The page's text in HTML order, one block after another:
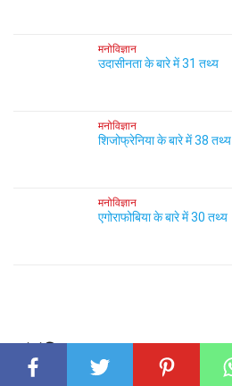
मनोविज्ञान
उदासीनता के बारे में 31 तथ्य
मनोविज्ञान
शिजोफ्रेनिया के बारे में 38 तथ्य
मनोविज्ञान
एगोराफोबिया के बारे में 30 तथ्य
संबंधित तथ्य